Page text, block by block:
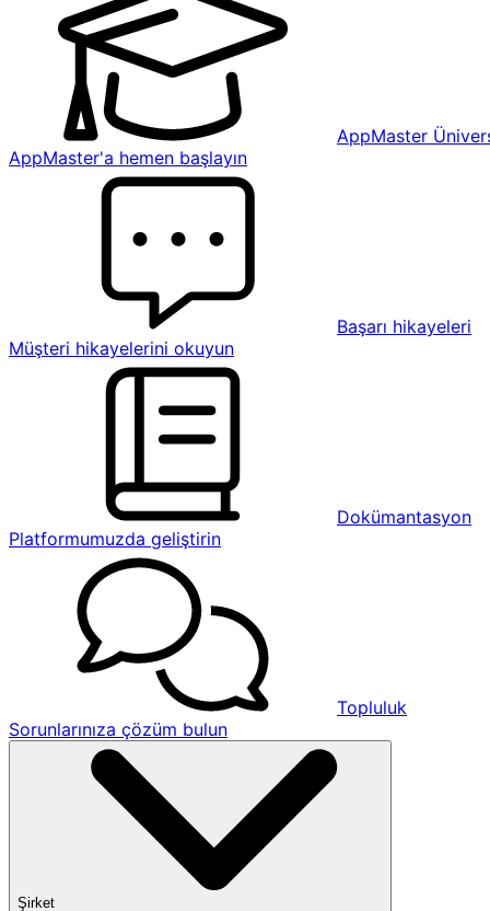
AppMaster
AppMaster'a hemen başlayın
Başarı hikayeleri
Müşteri hikayelerini okuyun
Dokümantasyon
Platformumuzda geliştirin
Topluluk
Sorunlarınıza çözüm bulun
Şirket